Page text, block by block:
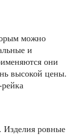
можно
и
они
высокой цены.
Изделия ровные